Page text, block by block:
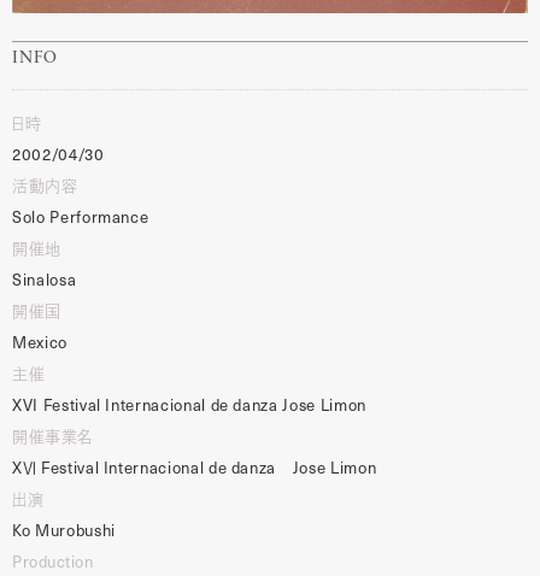
INFO
日時
2002/04/30
活動内容
Solo Performance
開催地
Sinalosa
開催国
Mexico
主催
XVI Festival Internacional de danza Jose Limon
開催事業名
XⅥ Festival Internacional de danza Jose Limon
出演
Ko Murobushi
Production